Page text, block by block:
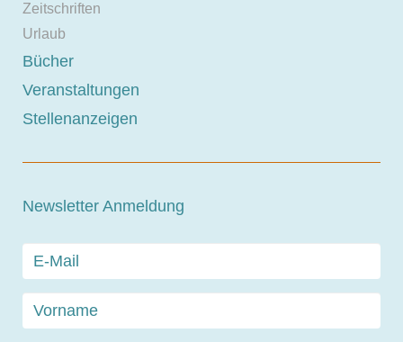
Zeitschriften
Urlaub
Bücher
Veranstaltungen
Stellenanzeigen
Newsletter Anmeldung